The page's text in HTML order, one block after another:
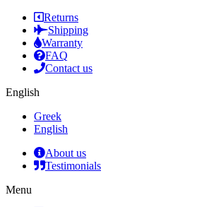
Returns
Shipping
Warranty
FAQ
Contact us
English
Greek
English
About us
Testimonials
Menu